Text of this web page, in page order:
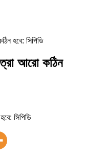
হবে: সিপিডি
আরো কঠিন